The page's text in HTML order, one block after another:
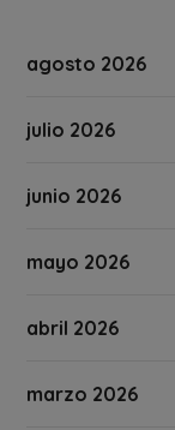
agosto 2026
julio 2026
junio 2026
mayo 2026
abril 2026
marzo 2026